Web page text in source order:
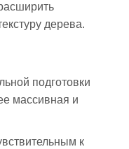
дерева.
подготовки
массивная и
к